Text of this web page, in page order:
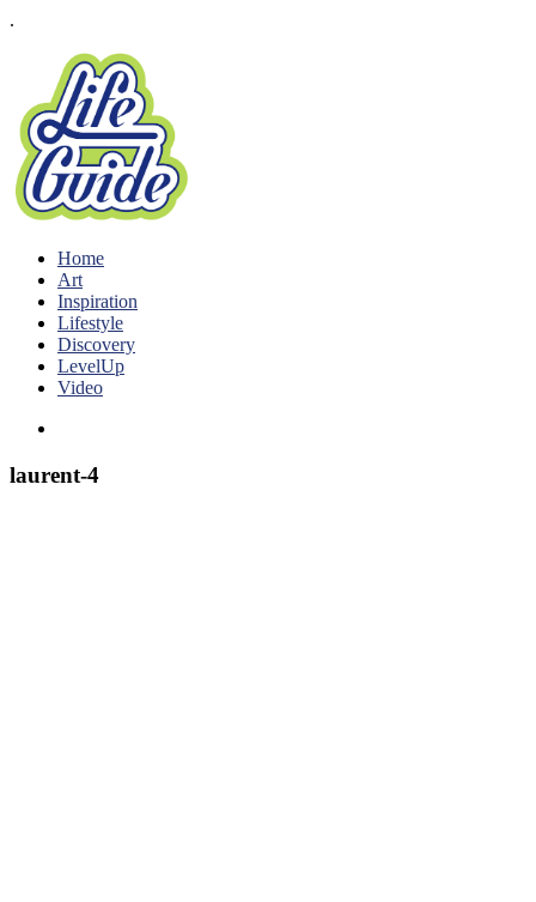
.
Home
Art
Inspiration
Lifestyle
Discovery
LevelUp
Video
laurent-4